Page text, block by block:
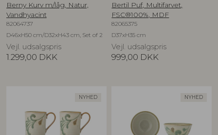
Berny Kurv m/låg, Natur,
Vandhyacint
82064737
D46xH50 cm/D32xH43 cm, Set of 2
Vejl. udsalgspris
1.299,00 DKK
Bertil Puf, Multifarvet,
FSC®100%, MDF
82065375
D37xH35 cm
Vejl. udsalgspris
999,00 DKK
NYHED NYHED